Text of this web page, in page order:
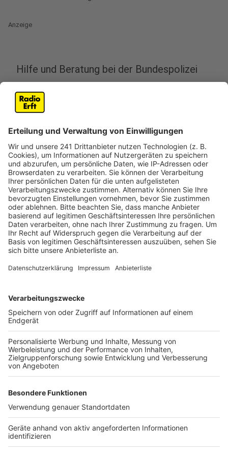
Anzeige
Hilfe und Beratung bei der Bundespolizei
Anlaufstelle für Frauen, die Gewalt erlebt haben. Die
Bundespolizei hat sie jetzt eröffnet. Es ist die zweite
ihrer Art in Deutschland – nach Berlin. Betroffene
Frauen bekommen dort rund um die Uhr Hilfe, Beratung
und Schutz und zwar direkt in der Wache der
Bundespolizei. Dort kümmern sich speziell geschulte
Polizistinnen um die Opfer, nehmen Anzeigen auf und
vermitteln weitere Unterstützung. Das Angebot
gehört zu einem Pilotprojekt und läuft zunächst zwei
Jahre.
Anzeige
©Bundespolizei Köln
Anzeige
Weitere Themen von Rhein und Erft
Anzeige
Mülheimer Brücke in Köln wieder frei
Jugendliche wählen Bücher für Brühler Bibliothek
Die Bäderlandschaft in Erftstadt ist im Wandel